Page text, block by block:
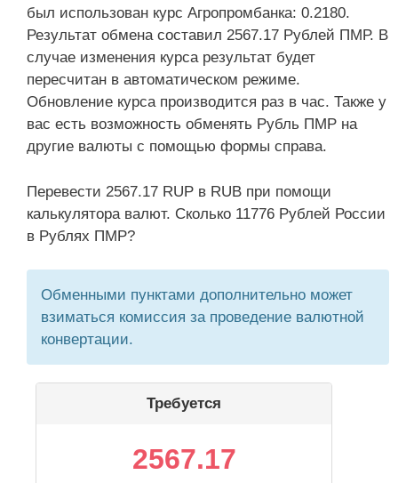
был использован курс Агропромбанка: 0.2180.
Результат обмена составил 2567.17 Рублей ПМР. В
случае изменения курса результат будет
пересчитан в автоматическом режиме.
Обновление курса производится раз в час. Также у
вас есть возможность обменять Рубль ПМР на
другие валюты с помощью формы справа.
Перевести 2567.17 RUP в RUB при помощи
калькулятора валют. Сколько 11776 Рублей России
в Рублях ПМР?
Обменными пунктами дополнительно может
взиматься комиссия за проведение валютной
конвертации.
Требуется
2567.17